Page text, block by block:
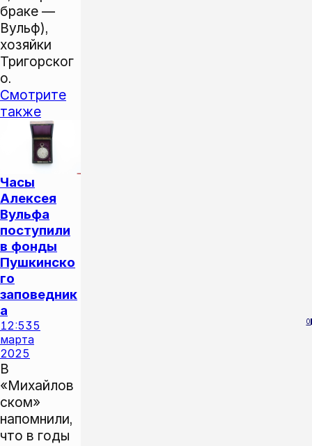
браке —
Вульф),
хозяйки
Тригорског
о.
Смотрите
также
Часы
Алексея
Вульфа
поступили
в фонды
Пушкинско
го
заповедник
а
12:535
марта
2025
0
В
«Михайлов
ском»
напомнили,
что в годы